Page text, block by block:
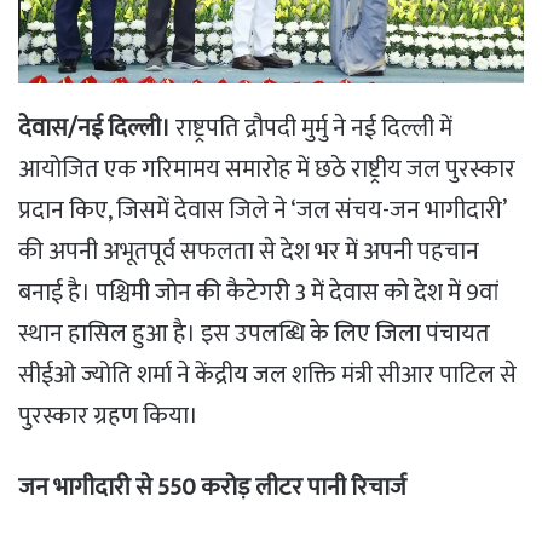
देवास/नई दिल्ली।राष्ट्रपति द्रौपदी मुर्मु ने नई दिल्ली में
आयोजित एक गरिमामय समारोह में छठे राष्ट्रीय जल पुरस्कार
प्रदान किए, जिसमें देवास जिले ने ‘जल संचय-जन भागीदारी’
की अपनी अभूतपूर्व सफलता से देश भर में अपनी पहचान
बनाई है। पश्चिमी जोन की कैटेगरी 3 में देवास को देश में 9वां
स्थान हासिल हुआ है। इस उपलब्धि के लिए जिला पंचायत
सीईओ ज्योति शर्मा ने केंद्रीय जल शक्ति मंत्री सीआर पाटिल से
पुरस्कार ग्रहण किया।
जन भागीदारी से 550 करोड़ लीटर पानी रिचार्ज